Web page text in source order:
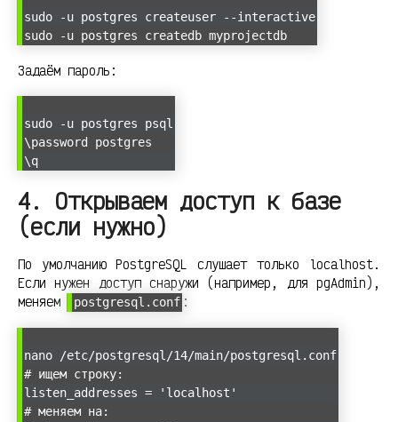
sudo -u postgres createuser --interactive
sudo -u postgres createdb myprojectdb
Задаём пароль:
sudo -u postgres psql
\password postgres
\q
4. Открываем доступ к базе
(если нужно)
По умолчанию PostgreSQL слушает только localhost.
Если нужен доступ снаружи (например, для pgAdmin),
меняем
postgresql.conf :
nano /etc/postgresql/14/main/postgresql.conf
# ищем строку:
listen_addresses = 'localhost'
# меняем на: